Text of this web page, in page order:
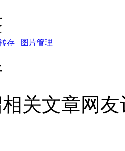
存 图片管理
相关文章网